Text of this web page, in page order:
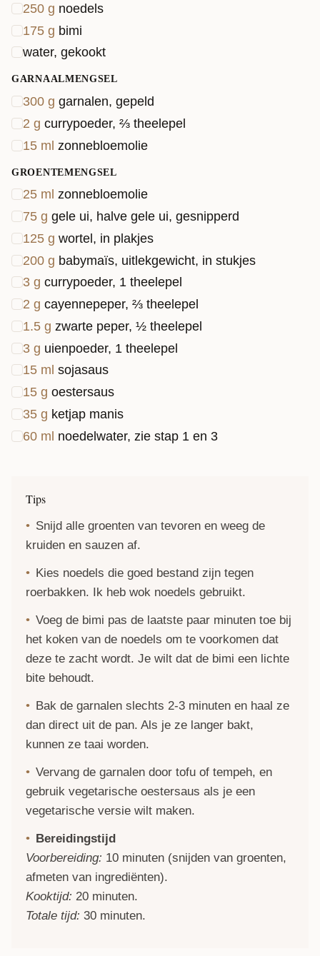
250 g noedels
175 g bimi
water, gekookt
GARNAALMENGSEL
300 g garnalen, gepeld
2 g currypoeder, ⅔ theelepel
15 ml zonnebloemolie
GROENTEMENGSEL
25 ml zonnebloemolie
75 g gele ui, halve gele ui, gesnipperd
125 g wortel, in plakjes
200 g babymaïs, uitlekgewicht, in stukjes
3 g currypoeder, 1 theelepel
2 g cayennepeper, ⅔ theelepel
1.5 g zwarte peper, ½ theelepel
3 g uienpoeder, 1 theelepel
15 ml sojasaus
15 g oestersaus
35 g ketjap manis
60 ml noedelwater, zie stap 1 en 3
Tips
Snijd alle groenten van tevoren en weeg de
kruiden en sauzen af.
Kies noedels die goed bestand zijn tegen
roerbakken. Ik heb wok noedels gebruikt.
Voeg de bimi pas de laatste paar minuten toe bij
het koken van de noedels om te voorkomen dat
deze te zacht wordt. Je wilt dat de bimi een lichte
bite behoudt.
Bak de garnalen slechts 2-3 minuten en haal ze
dan direct uit de pan. Als je ze langer bakt,
kunnen ze taai worden.
Vervang de garnalen door tofu of tempeh, en
gebruik vegetarische oestersaus als je een
vegetarische versie wilt maken.
Bereidingstijd
Voorbereiding: 10 minuten (snijden van groenten,
afmeten van ingrediënten).
Kooktijd: 20 minuten.
Totale tijd: 30 minuten.